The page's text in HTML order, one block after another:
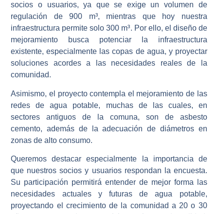
socios o usuarios, ya que se exige un volumen de
regulación de900 m³, mientras que hoy nuestra
infraestructura permite solo300 m³. Por ello, el diseño de
mejoramiento busca potenciar la infraestructura
existente, especialmente las copas de agua, y proyectar
soluciones acordes a las necesidades reales de la
comunidad.
Asimismo, el proyecto contempla el mejoramiento de las
redes de agua potable, muchas de las cuales, en
sectores antiguos de la comuna, son de asbesto
cemento, además de la adecuación de diámetros en
zonas de alto consumo.
Queremos destacar especialmente la importancia de
que nuestros socios y usuarios respondan la encuesta.
Su participación permitirá entender de mejor forma las
necesidades actuales y futuras de agua potable,
proyectando el crecimiento de la comunidad a 20 o 30